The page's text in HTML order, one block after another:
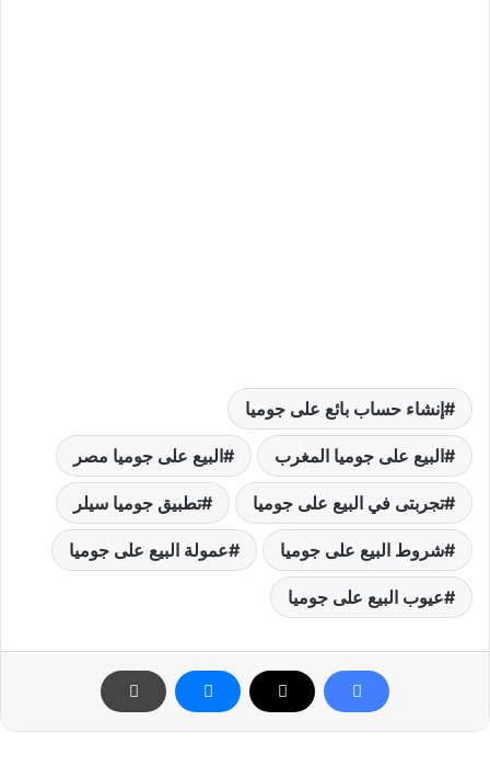
إنشاء حساب بائع على جوميا
البيع على جوميا المغرب البيع على جوميا مصر
تجربتى في البيع على جوميا تطبيق جوميا سيلر
شروط البيع على جوميا عمولة البيع على جوميا
عيوب البيع على جوميا